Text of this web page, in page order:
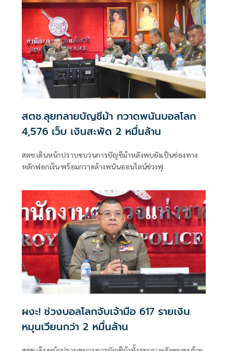
สตช.ลุยทลายบัญชีม้า กวาดพนันบอลโลก
4,576 เว็บ เงินสะพัด 2 หมื่นล้าน
สตช.เดินหน้าปราบขบวนการบัญชีม้าหลังพบยังเป็นช่องทาง
หลักฟอกเงิน พร้อมกวาดล้างพนันออนไลน์ช่วงฟุ
ผงะ! ช่วงบอลโลกจับเจ้ามือ 617 รายเงิน
หมุนเวียนกว่า 2 หมื่นล้าน